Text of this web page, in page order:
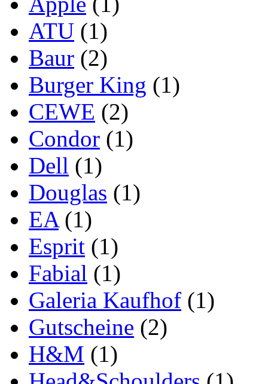
ATU (1)
Baur (2)
Burger King (1)
CEWE (2)
Condor (1)
Dell (1)
Douglas (1)
EA(1)
Esprit (1)
Fabial (1)
Galeria Kaufhof (1)
Gutscheine (2)
H&M (1)